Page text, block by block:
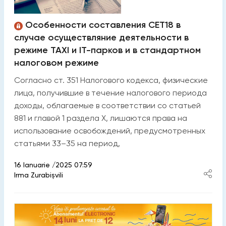
Особенности составления CET18 в
случае осуществляние деятельности в
режиме TAXI и IT-парков и в стандартном
налоговом режиме
Согласно ст. 351 Налогового кодекса, физические
лица, получившие в течение налогового периода
доходы, облагаемые в соответствии со статьей
881 и главой 1 раздела X, лишаются права на
использование освобождений, предусмотренных
статьями 33–35 на период,
16 Ianuarie /2025 07:59
Irma Zurabișvili